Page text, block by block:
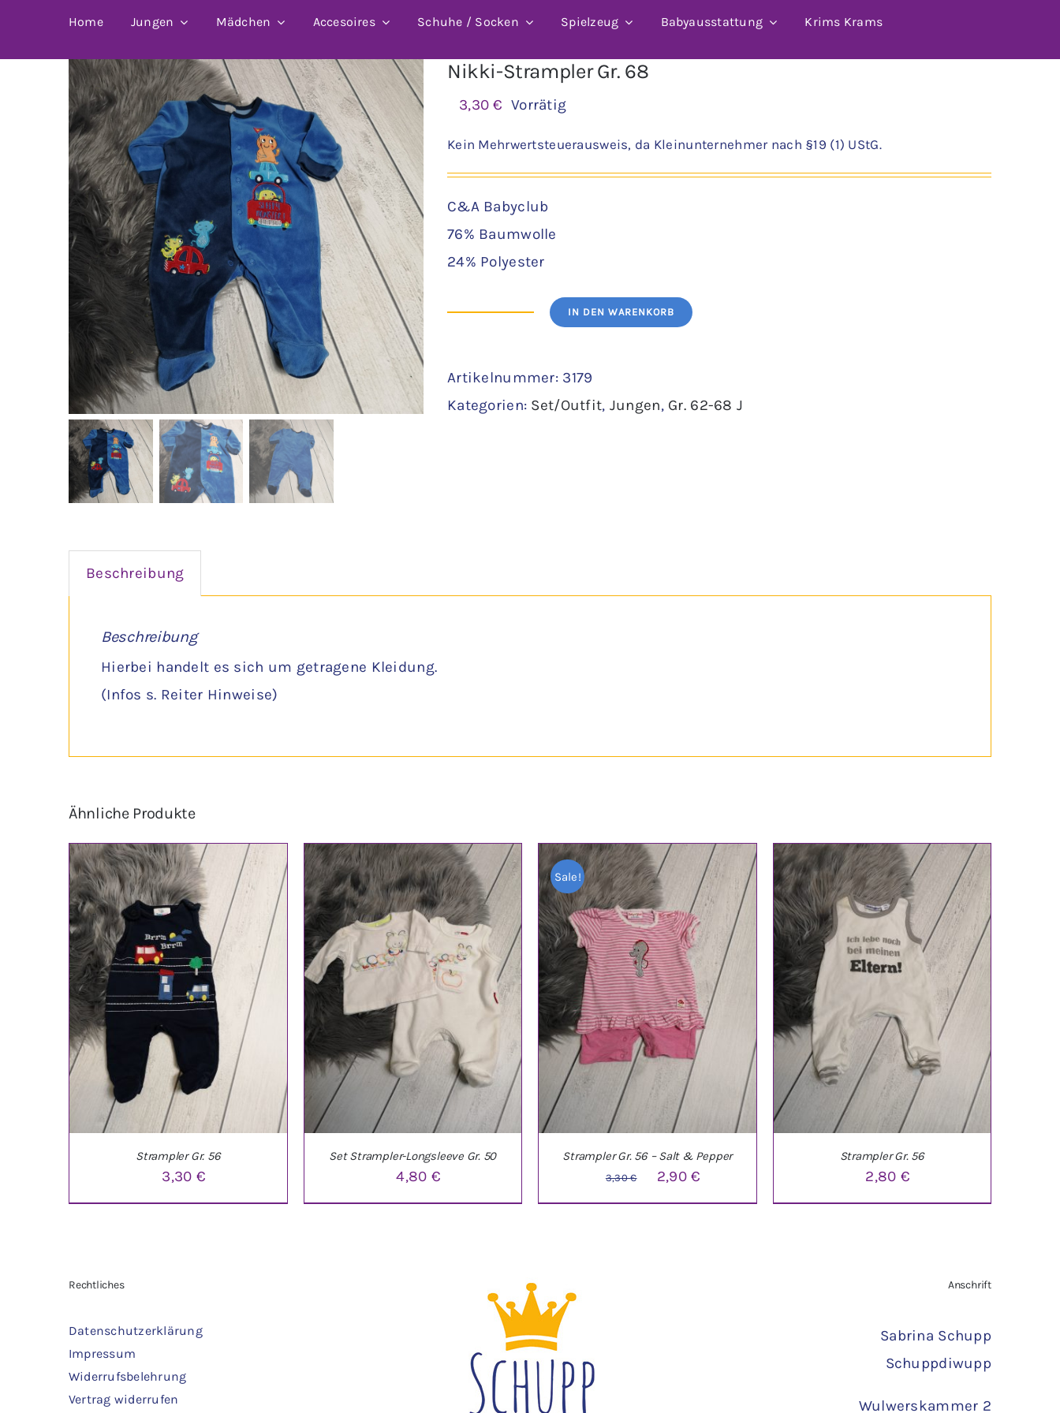
Home Jungen Mädchen Accesoires Schuhe / Socken Spielzeug Babyausstattung Krims Krams
Nikki-Strampler Gr. 68
3,30€ Vorrätig
Kein Mehrwertsteuerausweis, da Kleinunternehmer nach §19 (1) UStG.
C&A Babyclub
76% Baumwolle
24% Polyester
Gr.
68
IN DEN WARENKORB
Artikelnummer: 3179
Kategorien: Set/Outfit, Jungen, Gr. 62-68 J
Beschreibung
Beschreibung
Hierbei handelt es sich um getragene Kleidung.
(Infos s. Reiter Hinweise)
Ähnliche Produkte
IN DEN WARENKORB
Strampler Gr. 56
3,30 €
Set Strampler-Longsleeve Gr. 50
4,80 €
Sale!
Strampler Gr. 56 – Salt & Pepper
3,30€
Ursprünglicher
Preis
2,90€
Preis
DETAILS
Strampler Gr. 56
2,80 €
Rechtliches
Datenschutzerklärung
Impressum
Widerrufsbelehrung
Vertrag widerrufen
Anschrift
Sabrina Schupp
Schuppdiwupp
Wulwerskammer 2